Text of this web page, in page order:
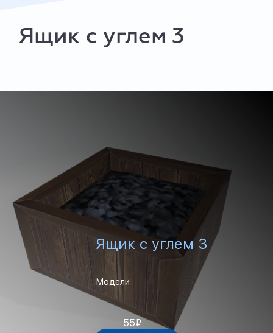
Ящик с углем 3
Ящик с углем 3
Модели
55₽